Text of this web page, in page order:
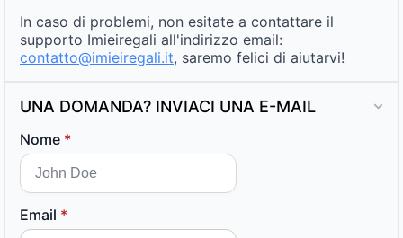
In caso di problemi, non esitate a contattare il
supporto Imieiregali all'indirizzo email:
contatto@imieiregali.it, saremo felici di aiutarvi!
UNA DOMANDA? INVIACI UNA E-MAIL
Nome *
Email *